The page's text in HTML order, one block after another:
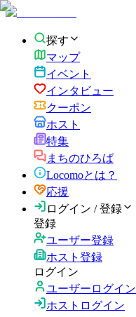
探す
マップ
イベント
インタビュー
クーポン
ホスト
特集
まちのひろば
Locomoとは？
応援
ログイン / 登録
登録
ユーザー登録
ホスト登録
ログイン
ユーザーログイン
ホストログイン